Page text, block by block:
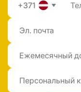
+371